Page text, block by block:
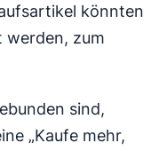
könnten
werden, zum
sind,
„Kaufe mehr,